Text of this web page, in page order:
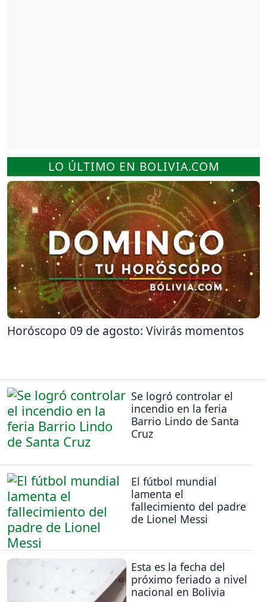
LO ÚLTIMO EN BOLIVIA.COM
Horóscopo 09 de agosto: Vivirás momentos
Se logró controlar el
incendio en la feria
Barrio Lindo de Santa
Cruz
El fútbol mundial
lamenta el
fallecimiento del padre
de Lionel Messi
Esta es la fecha del
próximo feriado a nivel
nacional en Bolivia